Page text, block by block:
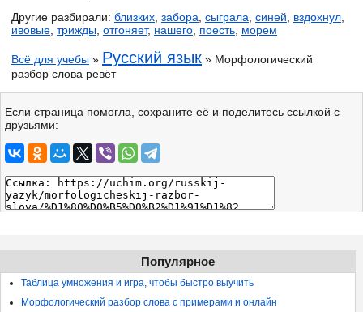
Другие разбирали: близких забора сыграла синей вздохнул
ивовые трижды отгоняет, нашего поесть морем
Всё для учебы » Русский язык » Морфологический
разбор слова ревёт
Если страница помогла, сохраните её и поделитесь ссылкой с
друзьями:
Популярное
Таблица умножения и игра, чтобы быстро выучить
Морфологический разбор слова с примерами и онлайн